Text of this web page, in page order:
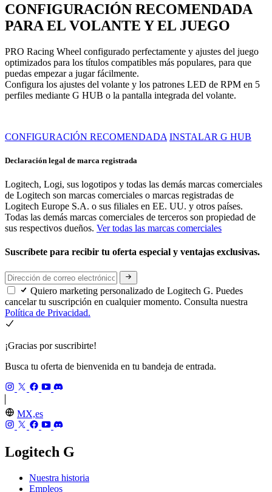
CONFIGURACIÓN RECOMENDADA
PARA EL VOLANTE Y EL JUEGO
PRO Racing Wheel configurado perfectamente y ajustes del juego
optimizados para los títulos compatibles más populares, para que
puedas empezar a jugar fácilmente.
Configura los ajustes del volante y los patrones LED de RPM en 5
perfiles mediante G HUB o la pantalla integrada del volante.
CONFIGURACIÓN RECOMENDADA INSTALAR G HUB
Declaración legal de marca registrada
Logitech, Logi, sus logotipos y todas las demás marcas comerciales
de Logitech son marcas comerciales o marcas registradas de
Logitech Europe S.A. o sus filiales en EE. UU. y otros países.
Todas las demás marcas comerciales de terceros son propiedad de
sus respectivos dueños. Ver todas las marcas comerciales
Suscríbete para recibir tu oferta especial y ventajas exclusivas.
Quiero marketing personalizado de Logitech G. Puedes
cancelar tu suscripción en cualquier momento. Consulta nuestra
Política de Privacidad.
¡Gracias por suscribirte!
Busca tu oferta de bienvenida en tu bandeja de entrada.
MX,es
Logitech G
Nuestra historia
Empleos